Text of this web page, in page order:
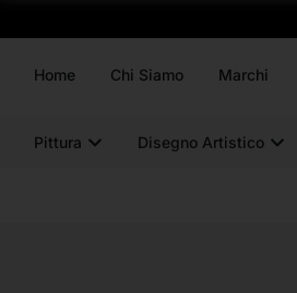
Home Chi Siamo Marchi
Pittura Disegno Artistico